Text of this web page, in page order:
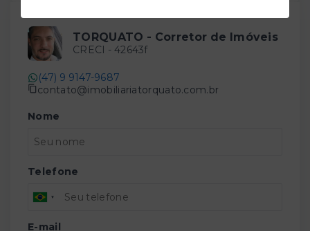
TORQUATO - Corretor de Imóveis
CRECI - 42643f
(47) 9 9147-9687
contato@imobiliariatorquato.com.br
Nome
Telefone
E-mail